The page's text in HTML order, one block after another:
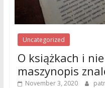
Uncategorized
O książkach i
maszynopis
November 3, 2020